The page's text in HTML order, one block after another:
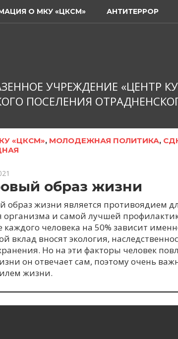
О МКУ «ЦКСМ» АНТИТЕРРОР
УЧРЕЖДЕНИЕ «ЦЕНТР
ПОСЕЛЕНИЯ
«ЦКСМ», МОЛОДЕЖНАЯ ПОЛИТИКА,
образ жизни
образ жизни является противоядием
организма и самой лучшей
каждого человека на 50% зависит
вклад вносят экология,
Но на эти факторы человек
он отвечает сам, поэтому очень
жизни.